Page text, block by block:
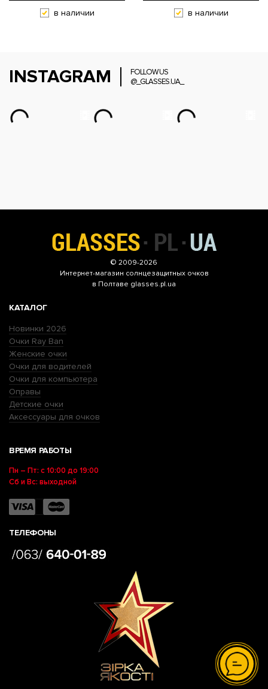
в наличии в наличии
INSTAGRAM
FOLLOW US
@_GLASSES.UA_
© 2009-2026
Интернет-магазин солнцезащитных очков
в Полтаве glasses.pl.ua
КАТАЛОГ
Новинки 2026
Очки Ray Ban
Женские очки
Очки для водителей
Очки для компьютера
Оправы
Детские очки
Аксессуары для очков
ВРЕМЯ РАБОТЫ
Пн – Пт: с 10:00 до 19:00
Сб и Вс: выходной
ТЕЛЕФОНЫ